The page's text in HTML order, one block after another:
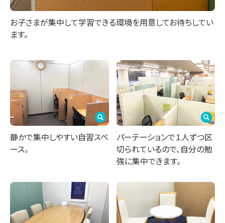
お子さまが集中して学習できる環境を用意してお待ちしてい
ます。
静かで集中しやすい自習スペ
ース。
パーテーションで１人ずつ区
切られているので、自分の勉
強に集中できます。